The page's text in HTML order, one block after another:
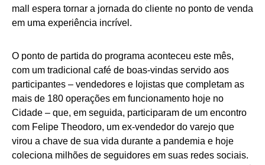
mall espera tornar a jornada do cliente no ponto de venda
em uma experiência incrível.
O ponto de partida do programa aconteceu este mês,
com um tradicional café de boas-vindas servido aos
participantes – vendedores e lojistas que completam as
mais de 180 operações em funcionamento hoje no
Cidade – que, em seguida, participaram de um encontro
com Felipe Theodoro, um ex-vendedor do varejo que
virou a chave de sua vida durante a pandemia e hoje
coleciona milhões de seguidores em suas redes sociais.